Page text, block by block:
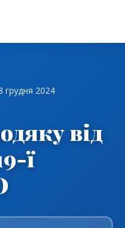
грудня 2024
від
ї